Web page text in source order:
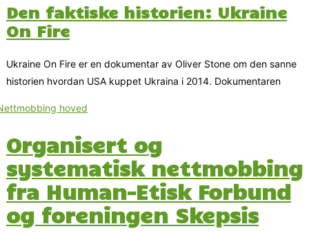
Den faktiske historien: Ukraine
On Fire
Ukraine On Fire er en dokumentar av Oliver Stone om den sanne
historien hvordan USA kuppet Ukraina i 2014. Dokumentaren
Organisert og
systematisk nettmobbing
fra Human-Etisk Forbund
og foreningen Skepsis